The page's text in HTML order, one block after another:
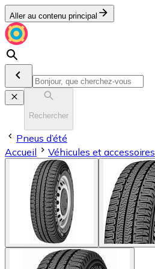
Aller au contenu principal
Rechercher
Pneus d’été
Accueil
Véhicules et accessoires